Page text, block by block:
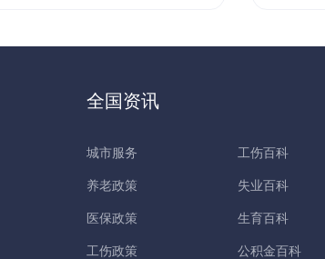
全国资讯
城市服务
养老政策
医保政策
工伤政策
工伤百科
失业百科
生育百科
公积金百科